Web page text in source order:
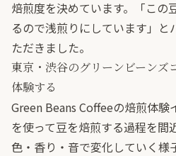
焙煎度を決めています。「この
るので浅煎りにしています」と
ただきました。
東京・渋谷のグリーンビーンズ
体験する
Green Beans Coffeeの焙煎体
を使って豆を焙煎する過程を間
色・香り・音で変化していく様